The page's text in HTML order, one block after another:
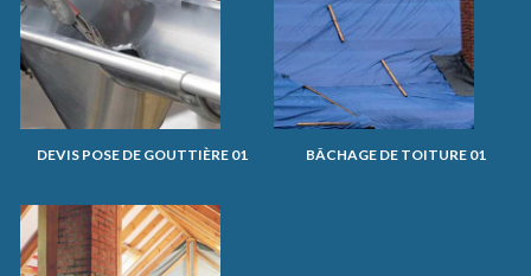
DEVIS POSE DE GOUTTIÈRE 01 BÂCHAGE DE TOITURE 01